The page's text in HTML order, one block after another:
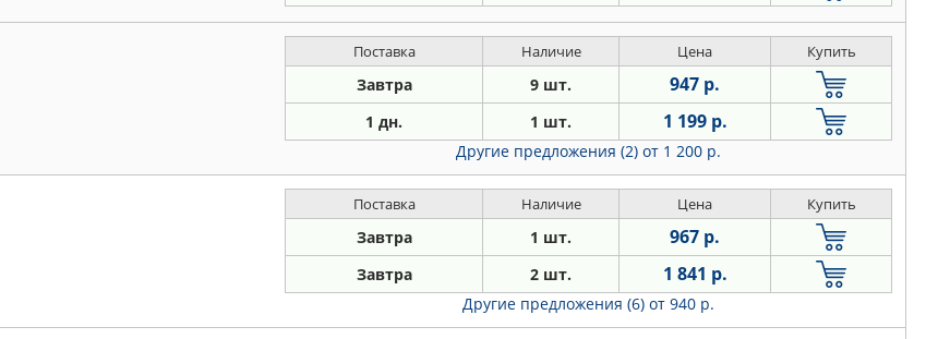
Поставка Наличие Цена Купить
Завтра 9 шт. 947 р.
1 дн. 1 шт. 1 199 р.
Другие предложения (2) от 1 200 р.
Поставка Наличие Цена Купить
Завтра 1 шт. 967 р.
Завтра 2 шт. 1 841 р.
Другие предложения (6) от 940 р.